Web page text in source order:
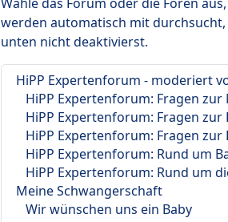
werden automatisch mit
unten nicht deaktivierst.